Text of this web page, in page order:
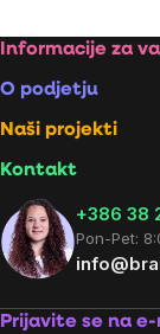
Footer
Informacije za
O podjetju
Naši projekti
Kontakt
+386 38
Pon-Pet:
Prijavite se na